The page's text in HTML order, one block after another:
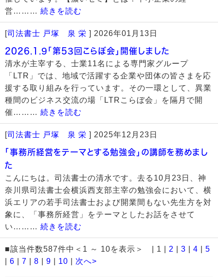
営……… 続きを読む
[司法書士 戸塚 泉 栄 ] 2026年01月13日
2026.1.9「第53回こらぼ会」開催しました
清水が主宰する、士業11名による専門家グループ
「LTR」では、地域で活躍する企業や団体の皆さまを応
援する取り組みを行っています。その一環として、異業
種間のビジネス交流の場「LTRこらぼ会」を隔月で開
催……… 続きを読む
[司法書士 戸塚 泉 栄 ] 2025年12月23日
「事務所経営をテーマとする勉強会」の講師を務めまし
た
こんにちは。司法書士の清水です。去る10月23日、神
奈川県司法書士会横浜西支部主宰の勉強会において、横
浜エリアの若手司法書士および開業間もない先生方を対
象に、「事務所経営」をテーマとしたお話をさせて
い……… 続きを読む
■該当件数587件中＜1 ～ 10を表示＞ | 1 | 2 3 4
5
6 7 8 9 10 次へ>